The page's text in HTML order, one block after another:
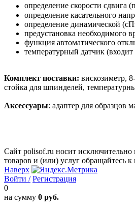
определение скорости сдвига
определение касательного
определение динамической
предустановка необходимого
функция автоматического
температурный датчик
Комплект поставки: вискозиметр,
стойка для шпинделей,
Аксессуары: адаптер для образцов
Сайт polisof.ru носит
товаров и (или) услуг обращайтесь
Наверх
Войти / Регистрация
0
на сумму 0 руб.